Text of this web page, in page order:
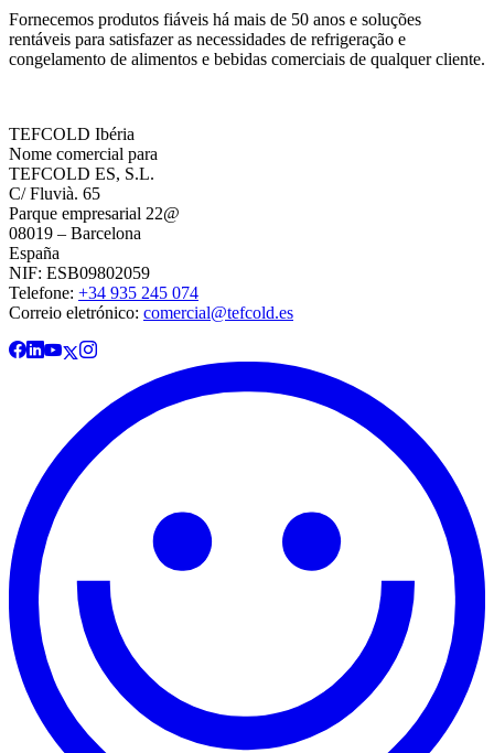
Fornecemos produtos fiáveis há mais de 50 anos e soluções
rentáveis para satisfazer as necessidades de refrigeração e
congelamento de alimentos e bebidas comerciais de qualquer cliente.
TEFCOLD Ibéria
Nome comercial para
TEFCOLD ES, S.L.
C/ Fluvià. 65
Parque empresarial 22@
08019 – Barcelona
España
NIF: ESB09802059
Telefone: +34 935 245 074
Correio eletrónico: comercial@tefcold.es